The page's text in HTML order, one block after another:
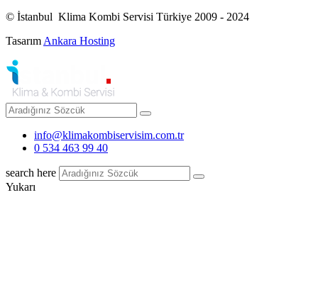
© İstanbul Klima Kombi Servisi Türkiye 2009 - 2024
Tasarım Ankara Hosting
info@klimakombiservisim.com.tr
0 534 463 99 40
search here
Yukarı